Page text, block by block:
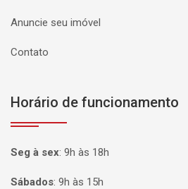
Anuncie seu imóvel
Contato
Horário de funcionamento
Seg à sex: 9h às 18h
Sábados: 9h às 15h